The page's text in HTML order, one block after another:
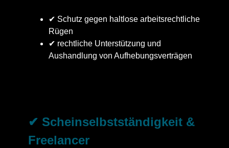
✔ Schutz gegen haltlose arbeitsrechtliche
Rügen
✔ rechtliche Unterstützung und
Aushandlung von Aufhebungsverträgen
✔ Scheinselbstständigkeit &
Freelancer